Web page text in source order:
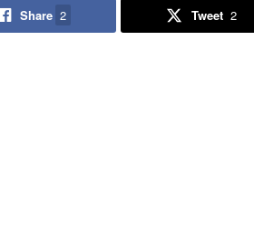
Share 2 Tweet 2